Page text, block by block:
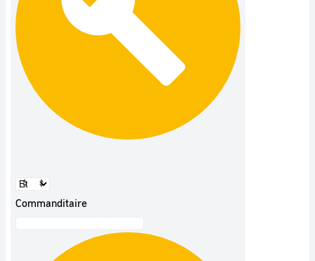
Commanditaire